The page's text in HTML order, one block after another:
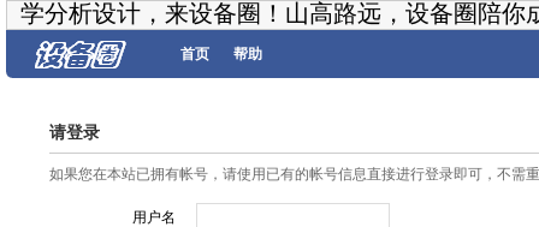
学分析设计，来设备圈！山高路远，设备圈陪你
首页 帮助
请登录
如果您在本站已拥有帐号，请使用已有的帐号信息直接进行登录即可，不需
用户名